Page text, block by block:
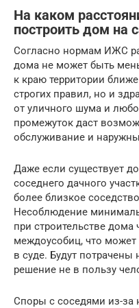
На каком
построить дом на
Согласно нормам ИЖС
дома не может быть
к краю территории
строгих правил, но и
от уличного шума и
промежуток даст
обслуживание и
Даже если существует
соседнего дачного
более близкое
Несоблюдение
при строительстве
междоусобиц, что может
в суде. Будут
решение не в пользу
Споры с соседями из-за